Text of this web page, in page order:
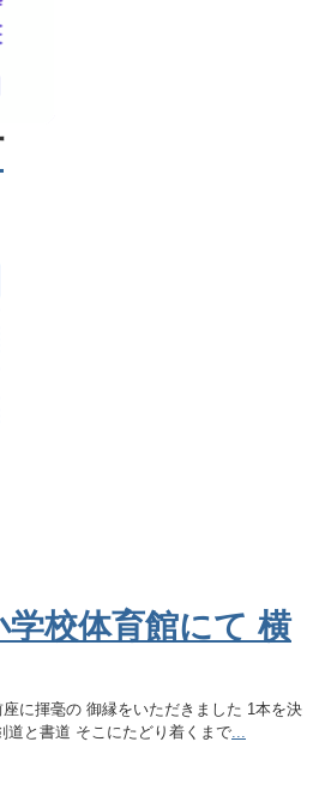
校体育館にて 横
に揮毫の 御縁をいただきました 1本を決
と書道 そこにたどり着くまで...